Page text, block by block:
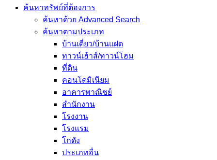
ค้นหาทรัพย์ที่ต้องการ
ค้นหาด้วย Advanced Search
ค้นหาตามประเภท
บ้านเดี่ยว/บ้านแฝด
ทาวน์เฮ้าส์/ทาวน์โฮม
ที่ดิน
คอนโดมิเนียม
อาคารพาณิชย์
สำนักงาน
โรงงาน
โรงแรม
โกดัง
ประเภทอื่น